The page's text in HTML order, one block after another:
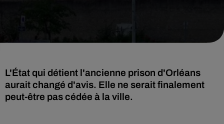
L'État qui détient l'ancienne prison d'Orléans
aurait changé d'avis. Elle ne serait finalement
peut-être pas cédée à la ville.